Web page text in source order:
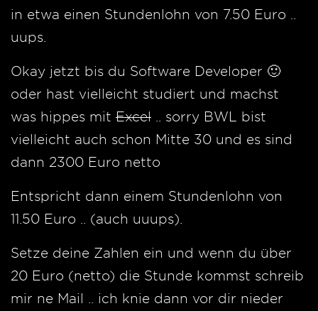
in etwa einen Stundenlohn von 7.50 Euro ..
uups.
Okay jetzt bis du Software Developer 🙂
oder hast vielleicht studiert und machst
was hippes mit Excel .. sorry BWL bist
vielleicht auch schon Mitte 30 und es sind
dann 2300 Euro netto
Entspricht dann einem Stundenlohn von
11.50 Euro .. (auch uuups).
Setze deine Zahlen ein und wenn du über
20 Euro (netto) die Stunde kommst schreib
mir ne Mail .. ich knie dann vor dir nieder